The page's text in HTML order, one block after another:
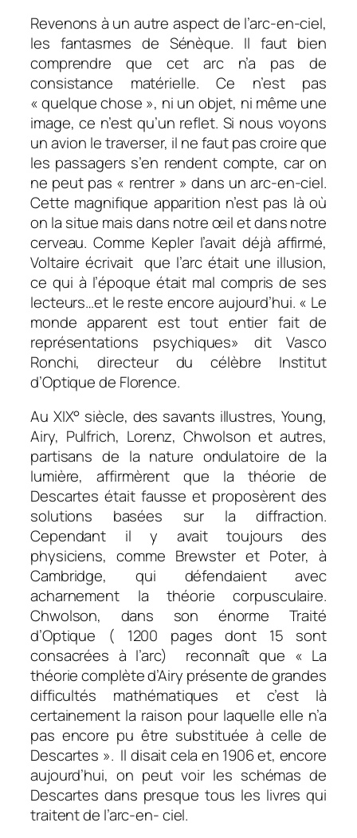
Revenons à un autre aspect de l’arc-en-ciel,
les fantasmes de Sénèque. Il faut bien
comprendre que cet arc n’a pas de
consistance matérielle. Ce n’est pas
« quelque chose », ni un objet, ni même une
image, ce n’est qu’un reflet. Si nous voyons
un avion le traverser, il ne faut pas croire que
les passagers s’en rendent compte, car on
ne peut pas « rentrer » dans un arc-en-ciel.
Cette magnifique apparition n’est pas là où
on la situe mais dans notre œil et dans notre
cerveau. Comme Kepler l’avait déjà affirmé,
Voltaire écrivait que l’arc était une illusion,
ce qui à l’époque était mal compris de ses
lecteurs…et le reste encore aujourd’hui. « Le
monde apparent est tout entier fait de
représentations psychiques» dit Vasco
Ronchi, directeur du célèbre Institut
d’Optique de Florence.
Au XIX° siècle, des savants illustres, Young,
Airy, Pulfrich, Lorenz, Chwolson et autres,
partisans de la nature ondulatoire de la
lumière, affirmèrent que la théorie de
Descartes était fausse et proposèrent des
solutions basées sur la diffraction.
Cependant il y avait toujours des
physiciens, comme Brewster et Poter, à
Cambridge, qui défendaient avec
acharnement la théorie corpusculaire.
Chwolson, dans son énorme Traité
d’Optique ( 1200 pages dont 15 sont
consacrées à l’arc) reconnaît que « La
théorie complète d’Airy présente de grandes
difficultés mathématiques et c’est là
certainement la raison pour laquelle elle n’a
pas encore pu être substituée à celle de
Descartes ». Il disait cela en 1906 et, encore
aujourd’hui, on peut voir les schémas de
Descartes dans presque tous les livres qui
traitent de l’arc-en- ciel.